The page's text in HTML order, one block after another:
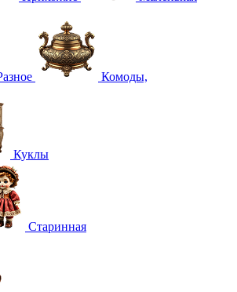
Комоды,
Куклы
Старинная